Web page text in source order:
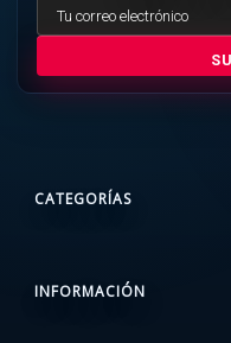
CATEGORÍAS
INFORMACIÓN